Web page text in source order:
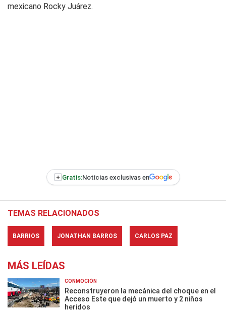
mexicano Rocky Juárez.
+ Gratis:Noticias exclusivas en
TEMAS RELACIONADOS
BARRIOS JONATHAN BARROS CARLOS PAZ
MÁS LEÍDAS
CONMOCIÓN
Reconstruyeron la mecánica del choque en el
Acceso Este que dejó un muerto y 2 niños
heridos